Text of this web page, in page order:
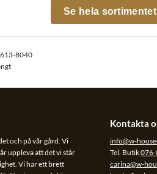
Se hela sortimentet
8040
och på vår gård. Vi
uppleva att det vi står
Vi har ett brett
Kontakta
info@w-
Tel. Butik
carina@w-